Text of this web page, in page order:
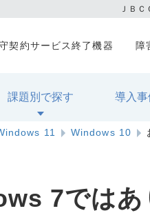
ＪＢ
課題別で探す 導入事
契約サービス終了機器 障
11 Windows 10
7ではあ